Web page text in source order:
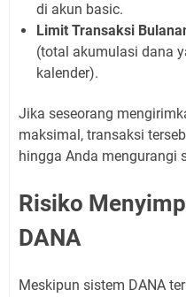
di akun basic.
Limit Transaksi
(total akumulasi dana
kalender).
Jika seseorang
maksimal, transaksi
hingga Anda mengurangi
Risiko
DANA
Meskipun sistem DANA